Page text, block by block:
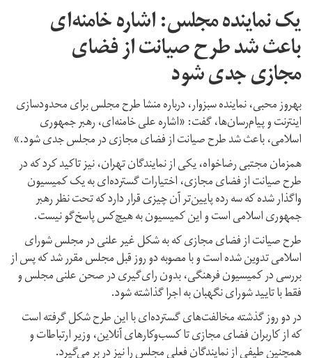
یک نماینده مجلس: اشاره خامنه‌ای
باعث شد طرح صیانت از فضای
مجازی جدی شود
بهروز محبی، نماینده سبزوار، درباره منشا طرح مجلس برای محدودسازی
اینترنت و پیام‌رسان‌ها، گفت: «اشاره علی خامنه‌ای، رهبر جمهوری
اسلامی، باعث شد طرح صیانت از فضای مجازی در مجلس جدی شود.»
همزمان مجتبی رضاخواه، یکی از نمایندگان تهران، نیز تاکید کرد که در
طرح صیانت از فضای مجازی، اختیارات گسترده‌ای به یک کمیسیون
واگذار شده که سه رده پایین‌تر آن چیزی قرار دارد که تحت نظر رهبر
جمهوری اسلامی است و این کمیسیون به هیچ‌کس پاسخ‌گو نیست.
طرح صیانت از فضای مجازی که به شکل غیر علنی در مجلس شورای
اسلامی تدوین شده است و با مصوبه دو روز قبل مجلس مقرر شد که پس از
بررسی در کمیسیون فرهنگی، بدون رای‌گیری در صحن علنی مجلس و
فقط با تایید شورای نگهبان به اجرا گذاشته شود.
در دو روز گذشته مخالفت‌های گسترده‌ای با این طرح شکل گرفته است
که از کاربران فضای مجازی تا کسب‌وکارهای آنلاین، وزیر ارتباطات و